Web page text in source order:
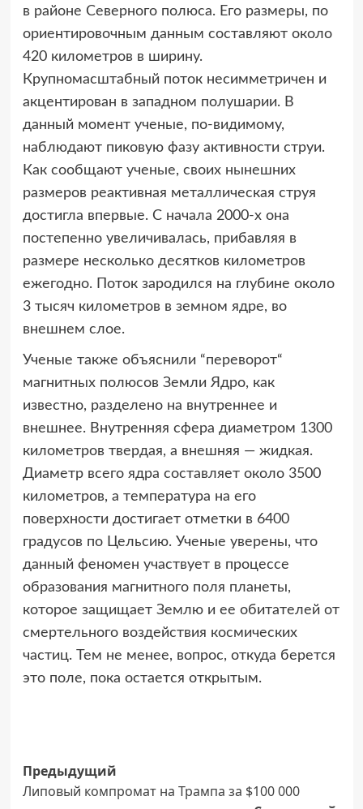
в районе Северного полюса. Его размеры, по
ориентировочным данным составляют около
420 километров в ширину.
Крупномасштабный поток несимметричен и
акцентирован в западном полушарии. В
данный момент ученые, по-видимому,
наблюдают пиковую фазу активности струи.
Как сообщают ученые, своих нынешних
размеров реактивная металлическая струя
достигла впервые. С начала 2000-х она
постепенно увеличивалась, прибавляя в
размере несколько десятков километров
ежегодно. Поток зародился на глубине около
3 тысяч километров в земном ядре, во
внешнем слое.
Ученые также объяснили “переворот“
магнитных полюсов Земли Ядро, как
известно, разделено на внутреннее и
внешнее. Внутренняя сфера диаметром 1300
километров твердая, а внешняя — жидкая.
Диаметр всего ядра составляет около 3500
километров, а температура на его
поверхности достигает отметки в 6400
градусов по Цельсию. Ученые уверены, что
данный феномен участвует в процессе
образования магнитного поля планеты,
которое защищает Землю и ее обитателей от
смертельного воздействия космических
частиц. Тем не менее, вопрос, откуда берется
это поле, пока остается открытым.
Навигация
записи
Предыдущий
Липовый компромат на Трампа за $100 000